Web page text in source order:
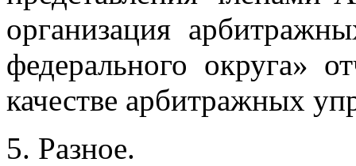
организация
федерального округа»
качестве арбитражных
5. Разное.